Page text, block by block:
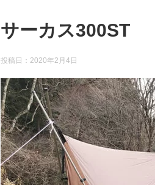
サーカス300ST
投稿日： 2020年2月4日